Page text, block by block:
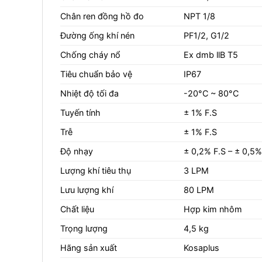
Chân ren đồng hồ đo
NPT 1/8
Đường ống khí nén
PF1/2, G1/2
Chống cháy nổ
Ex dmb llB T5
Tiêu chuẩn bảo vệ
IP67
Nhiệt độ tối đa
-20°C ~ 80°C
Tuyến tính
± 1% F.S
Trễ
± 1% F.S
Độ nhạy
± 0,2% F.S – ±
Lượng khí tiêu thụ
3 LPM
Lưu lượng khí
80 LPM
Chất liệu
Hợp kim nhôm
Trọng lượng
4,5 kg
Hãng sản xuất
Kosaplus